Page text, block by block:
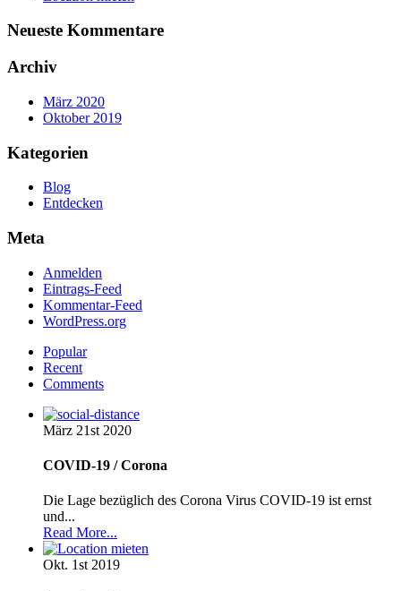
Neueste Kommentare
Archiv
März 2020
Oktober 2019
Kategorien
Blog
Entdecken
Meta
Anmelden
Eintrags-Feed
Kommentar-Feed
WordPress.org
Popular
Recent
Comments
März 21st 2020
COVID-19 / Corona
Die Lage bezüglich des Corona Virus COVID-19 ist ernst
und...
Read More...
Okt. 1st 2019